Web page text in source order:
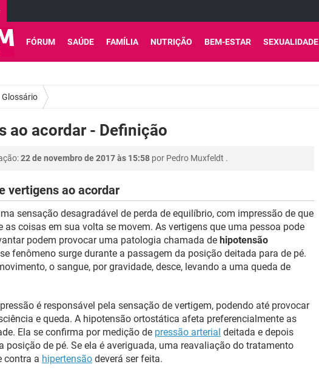
FÓRUM SAÚDE FAMÍLIA NUTRIÇÃO BEM-ESTAR SEXUALIDADE
Glossário
ao acordar - Definição
22 de novembro de 2017 às 15:58 por Pedro Muxfeldt .
vertigens ao acordar
sensação desagradável de perda de equilíbrio, com impressão de que
as coisas em sua volta se movem. As vertigens que uma pessoa pode
podem provocar uma patologia chamada de hipotensão
fenômeno surge durante a passagem da posição deitada para de pé.
o sangue, por gravidade, desce, levando a uma queda de
é responsável pela sensação de vertigem, podendo até provocar
e queda. A hipotensão ortostática afeta preferencialmente as
Ela se confirma por medição de pressão arterial deitada e depois
posição de pé. Se ela é averiguada, uma reavaliação do tratamento
contra a hipertensão deverá ser feita.